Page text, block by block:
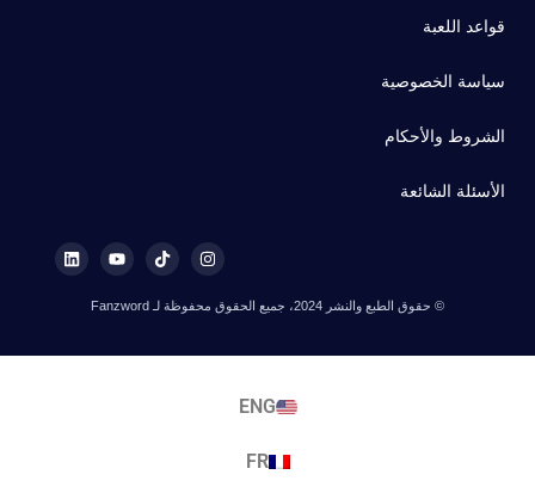
قواعد اللعبة
سياسة الخصوصية
الشروط والأحكام
الأسئلة الشائعة
© حقوق الطبع والنشر 2024، جميع الحقوق محفوظة لـ Fanzword
ENG
FR